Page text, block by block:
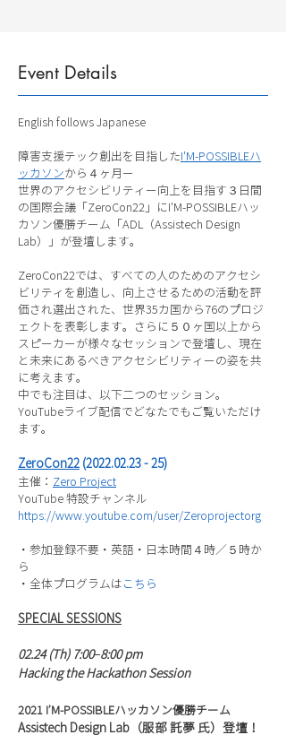
Event Details
English follows Japanese
障害支援テック創出を目指したI'M-POSSIBLEハ
ッカソンから４ヶ月ー
世界のアクセシビリティー向上を目指す３日間
の国際会議「ZeroCon22」にI'M-POSSIBLEハッ
カソン優勝チーム「ADL（Assistech Design
Lab）」が登壇します。
ZeroCon22では、すべての人のためのアクセシ
ビリティを創造し、向上させるための活動を評
価され選出された、世界35カ国から76のプロジ
ェクトを表彰します。さらに５０ヶ国以上から
スピーカーが様々なセッションで登壇し、現在
と未来にあるべきアクセシビリティーの姿を共
に考えます。
中でも注目は、以下二つのセッション。
YouTubeライブ配信でどなたでもご覧いただけ
ます。
ZeroCon22 (2022.02.23 - 25)
主催： Zero Project
YouTube 特設チャンネル
https://www.youtube.com/user/Zeroprojectorg
・参加登録不要・英語・日本時間４時／５時か
ら
・全体プログラムは こちら
SPECIAL SESSIONS
02.24 (Th) 7:00–8:00 pm
Hacking the Hackathon Session
2021 I’M-POSSIBLEハッカソン優勝チーム
Assistech Design Lab（服部 託夢 氏）登壇！